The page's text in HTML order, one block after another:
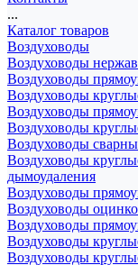
...
Каталог товаров
Воздуховоды
Воздуховоды
Воздуховоды
Воздуховоды
Воздуховоды
Воздуховоды
Воздуховоды
Воздуховоды
дымоудаления
Воздуховоды
Воздуховоды
Воздуховоды
Воздуховоды
Воздуховоды